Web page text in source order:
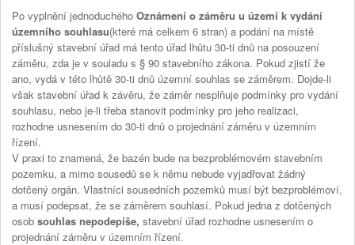
Po vyplnění jednoduchého Oznámení o záměru u území k vydání
územního souhlasu(které má celkem 6 stran) a podání na místě
příslušný stavební úřad má tento úřad lhůtu 30-ti dnů na posouzení
záměru, zda je v souladu s § 90 stavebního zákona. Pokud zjistí že
ano, vydá v této lhůtě 30-ti dnů územní souhlas se záměrem. Dojde-li
však stavební úřad k závěru, že záměr nesplňuje podmínky pro vydání
souhlasu, nebo je-li třeba stanovit podmínky pro jeho realizaci,
rozhodne usnesením do 30-ti dnů o projednání záměru v územním
řízení.
V praxi to znamená, že bazén bude na bezproblémovém stavebním
pozemku, a mimo sousedů se k němu nebude vyjadřovat žádný
dotčený orgán. Vlastníci sousedních pozemků musí být bezproblémoví,
a musí podepsat, že se záměrem souhlasí. Pokud jedna z dotčených
osob souhlas nepodepíše, stavební úřad rozhodne usnesením o
projednání záměru v územním řízení.